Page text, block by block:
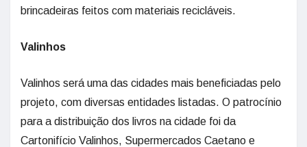
brincadeiras feitos com materiais recicláveis.
Valinhos
Valinhos será uma das cidades mais beneficiadas pelo
projeto, com diversas entidades listadas. O patrocínio
para a distribuição dos livros na cidade foi da
Cartonifício Valinhos, Supermercados Caetano e